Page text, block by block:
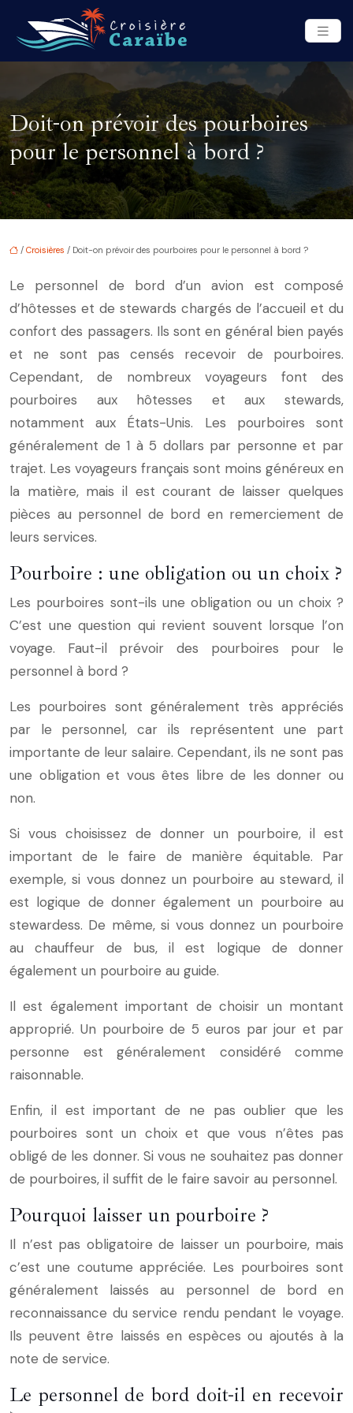
Doit-on prévoir des pourboires
pour le personnel à bord ?
/ Croisières / Doit-on prévoir des pourboires pour le personnel à bord ?
Le personnel de bord d’un avion est composé
d’hôtesses et de stewards chargés de l’accueil et du
confort des passagers. Ils sont en général bien payés
et ne sont pas censés recevoir de pourboires.
Cependant, de nombreux voyageurs font des
pourboires aux hôtesses et aux stewards,
notamment aux États-Unis. Les pourboires sont
généralement de 1 à 5 dollars par personne et par
trajet. Les voyageurs français sont moins généreux en
la matière, mais il est courant de laisser quelques
pièces au personnel de bord en remerciement de
leurs services.
Pourboire : une obligation ou un choix ?
Les pourboires sont-ils une obligation ou un choix ?
C’est une question qui revient souvent lorsque l’on
voyage. Faut-il prévoir des pourboires pour le
personnel à bord ?
Les pourboires sont généralement très appréciés
par le personnel, car ils représentent une part
importante de leur salaire. Cependant, ils ne sont pas
une obligation et vous êtes libre de les donner ou
non.
Si vous choisissez de donner un pourboire, il est
important de le faire de manière équitable. Par
exemple, si vous donnez un pourboire au steward, il
est logique de donner également un pourboire au
stewardess. De même, si vous donnez un pourboire
au chauffeur de bus, il est logique de donner
également un pourboire au guide.
Il est également important de choisir un montant
approprié. Un pourboire de 5 euros par jour et par
personne est généralement considéré comme
raisonnable.
Enfin, il est important de ne pas oublier que les
pourboires sont un choix et que vous n’êtes pas
obligé de les donner. Si vous ne souhaitez pas donner
de pourboires, il suffit de le faire savoir au personnel.
Pourquoi laisser un pourboire ?
Il n’est pas obligatoire de laisser un pourboire, mais
c’est une coutume appréciée. Les pourboires sont
généralement laissés au personnel de bord en
reconnaissance du service rendu pendant le voyage.
Ils peuvent être laissés en espèces ou ajoutés à la
note de service.
Le personnel de bord doit-il en recevoir